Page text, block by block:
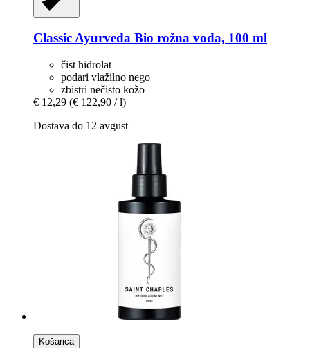
Classic Ayurveda Bio rožna voda, 100 ml
čist hidrolat
podari vlažilno nego
zbistri nečisto kožo
€ 12,29 (€ 122,90 / l)
Dostava do 12 avgust
Košarica